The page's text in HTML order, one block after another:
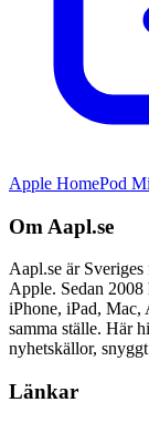
Apple HomePod
Om Aapl.se
Aapl.se är
Apple. Sedan
iPhone, iPad, Mac,
samma ställe. Här
nyhetskällor,
Länkar